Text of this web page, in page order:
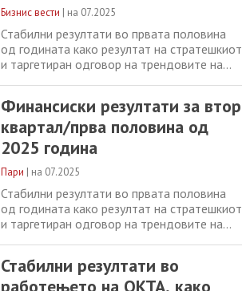
Бизнис вести | на 07.2025
Стабилни резултати во првата половина
од годината како резултат на стратешкиот
и таргетиран одговор на трендовите на
денари) Прва половина 2025 Прва
половина 2024 % Δ 9.012 11.668 -23%
Приходи од продажба 17.779 22.540 -21%
284 262 8% Бруто добивка 437 560 -22%
152 159
Финансиски резултати за втор
квартал/прва половина од
2025 година
Пари | на 07.2025
Стабилни резултати во првата половина
од годината како резултат на стратешкиот
и таргетиран одговор на трендовите на
останаа нестабилни, погодени од
геополитичките тензии, прилагодувањата
Стабилни резултати во
работењето на ОКТА, како